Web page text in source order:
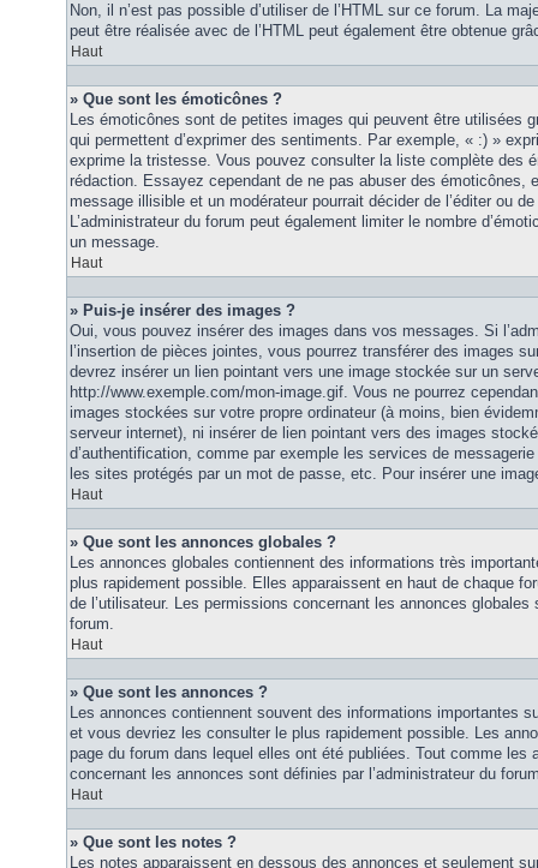
Non, il n’est pas possible d’utiliser de l’HTML sur ce forum. La
peut être réalisée avec de l’HTML peut également être obtenue
Haut
» Que sont les émoticônes ?
Les émoticônes sont de petites images qui peuvent être utilisées
qui permettent d’exprimer des sentiments. Par exemple, « :) »
exprime la tristesse. Vous pouvez consulter la liste complète des
rédaction. Essayez cependant de ne pas abuser des émoticônes,
message illisible et un modérateur pourrait décider de l’éditer ou
L’administrateur du forum peut également limiter le nombre
un message.
Haut
» Puis-je insérer des images ?
Oui, vous pouvez insérer des images dans vos messages. Si
l’insertion de pièces jointes, vous pourrez transférer des images
devrez insérer un lien pointant vers une image stockée sur un
http://www.exemple.com/mon-image.gif. Vous ne pourrez
images stockées sur votre propre ordinateur (à moins, bien
serveur internet), ni insérer de lien pointant vers des images
d’authentification, comme par exemple les services de
les sites protégés par un mot de passe, etc. Pour insérer une
Haut
» Que sont les annonces globales ?
Les annonces globales contiennent des informations très
plus rapidement possible. Elles apparaissent en haut de chaque
de l’utilisateur. Les permissions concernant les annonces globales
forum.
Haut
» Que sont les annonces ?
Les annonces contiennent souvent des informations importantes
et vous devriez les consulter le plus rapidement possible. Les
page du forum dans lequel elles ont été publiées. Tout comme les
concernant les annonces sont définies par l’administrateur du
Haut
» Que sont les notes ?
Les notes apparaissent en dessous des annonces et seulement